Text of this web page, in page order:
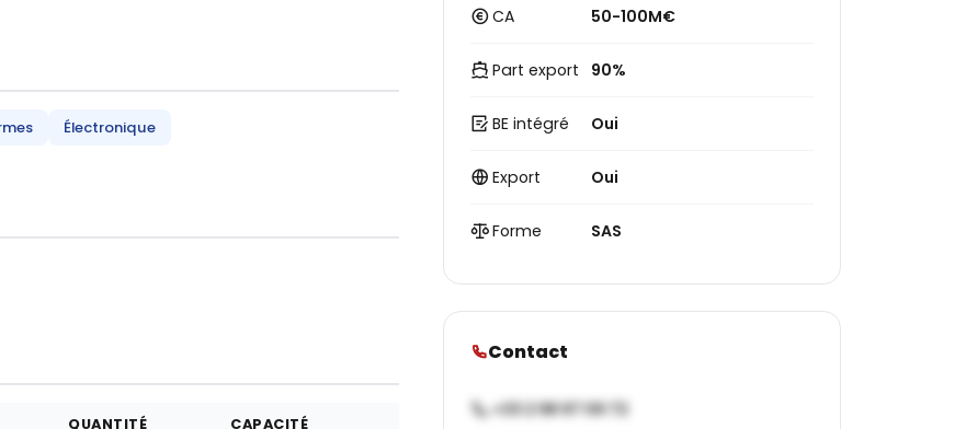
Électronique
QUANTITÉ CAPACITÉ
CA 50-100M€
Part export 90%
BE intégré Oui
Export Oui
Forme SAS
Contact
+33 2 98 97 09 72